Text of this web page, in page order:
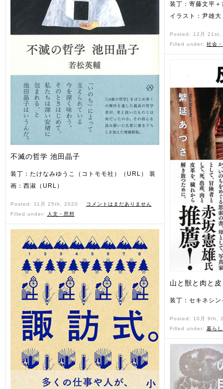
不滅の哲学 池田晶子
装丁：たけなみゆうこ（コトモモ社）（URL） 装
画：西淑（URL）
Posted: 11月 25th, 2020 ˑ
コメントはまだありません
Filled under:
人文・思想
装丁：寄藤文平
イラスト：尹雄
Posted: 12月
Filled under: 社会
山と獣と肉と皮
装丁：セキネシ
Posted: 10月 9th,
Filled under: 暮ら